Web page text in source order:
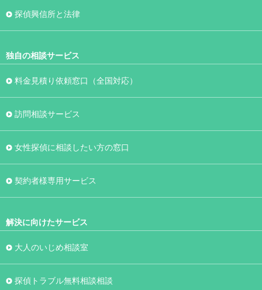
探偵興信所と法律
独自の相談サービス
料金見積り依頼窓口（全国対応）
訪問相談サービス
女性探偵に相談したい方の窓口
契約者様専用サービス
解決に向けたサービス
大人のいじめ相談室
探偵トラブル無料相談相談